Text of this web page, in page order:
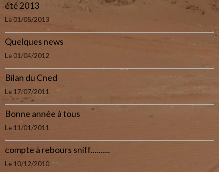
été 2013
Le 01/05/2013
Quelques news
Le 01/04/2012
Bilan du Cned
Le 17/07/2011
Bonne année à tous
Le 11/01/2011
compte à rebours sniff..........
Le 10/12/2010